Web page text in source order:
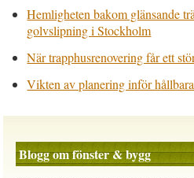
Hemligheten bakom glänsande
golvslipning i Stockholm
När trapphusrenovering får ett
Vikten av planering inför
Blogg om fönster & bygg